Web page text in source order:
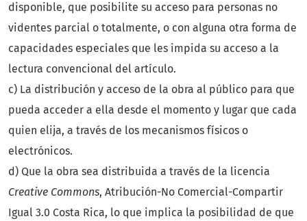
disponible, que posibilite su acceso para personas no
videntes parcial o totalmente, o con alguna otra forma de
capacidades especiales que les impida su acceso a la
lectura convencional del artículo.
c) La distribución y acceso de la obra al público para que
pueda acceder a ella desde el momento y lugar que cada
quien elija, a través de los mecanismos físicos o
electrónicos.
d) Que la obra sea distribuida a través de la licencia
Creative Commons, Atribución-No Comercial-Compartir
Igual 3.0 Costa Rica, lo que implica la posibilidad de que